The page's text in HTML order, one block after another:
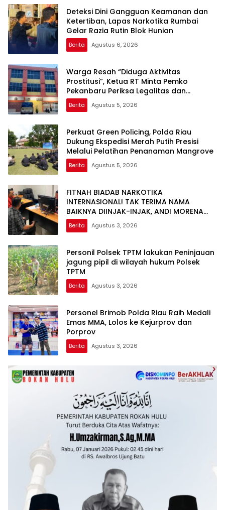
Deteksi Dini Gangguan Keamanan dan
Ketertiban, Lapas Narkotika Rumbai
Gelar Razia Rutin Blok Hunian
Berita Agustus 6, 2026
Warga Resah “Diduga Aktivitas
Prostitusi”, Ketua RT Minta Pemko
Pekanbaru Periksa Legalitas dan
Aktivitas Z Homestay di Jalan Tanjung
Datuk
Berita Agustus 5, 2026
Perkuat Green Policing, Polda Riau
Dukung Ekspedisi Merah Putih Presisi
Melalui Pelatihan Penanaman Mangrove
Berita Agustus 5, 2026
FITNAH BIADAB NARKOTIKA
INTERNASIONAL! TAK TERIMA NAMA
BAIKNYA DIINJAK-INJAK, ANDI MORENA
DECLARE WAR: SIAP Bantai DAN SERET
AKUN PEMBUNUH KARAKTER KE PENJARA
Berita Agustus 3, 2026
Personil Polsek TPTM lakukan Peninjauan
jagung pipil di wilayah hukum Polsek
TPTM
Berita Agustus 3, 2026
Personel Brimob Polda Riau Raih Medali
Emas MMA, Lolos ke Kejurprov dan
Porprov
Berita Agustus 3, 2026